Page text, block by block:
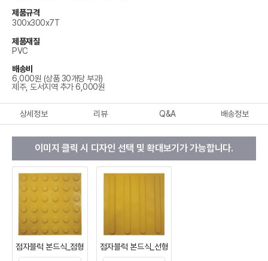
제품규격
300x300x7T
제품재질
PVC
배송비
6,000원 (상품 30개당 부과)
제주, 도서지역 추가 6,000원
상세정보 리뷰 Q&A 배송정보
이미지 클릭 시 디자인 선택 및 확대보기가 가능합니다.
점자블럭 본드식_점형 점자블럭 본드식_선형